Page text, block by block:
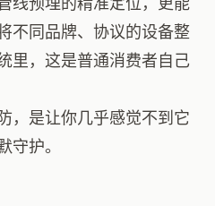
不同品牌、协议的设备整
里，这是普通消费者自己
，是让你几乎感觉不到它
守护。